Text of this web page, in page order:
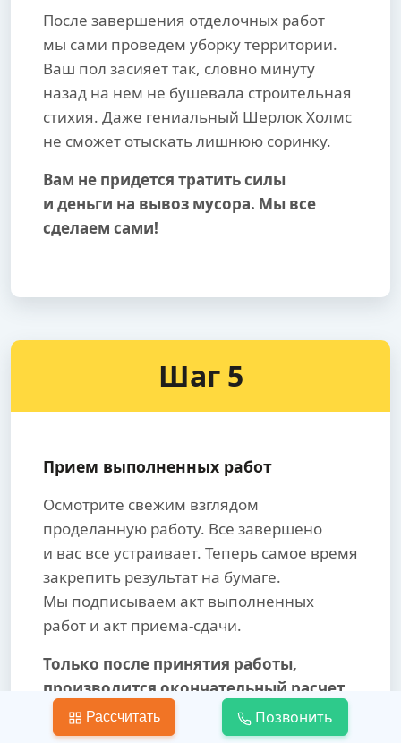
После завершения отделочных работ
мы сами проведем уборку территории.
Ваш пол засияет так, словно минуту
назад на нем не бушевала строительная
стихия. Даже гениальный Шерлок Холмс
не сможет отыскать лишнюю соринку.
Вам не придется тратить силы
и деньги на вывоз мусора. Мы все
сделаем сами!
Шаг 5
Прием выполненных работ
Осмотрите свежим взглядом
проделанную работу. Все завершено
и вас все устраивает. Теперь самое время
закрепить результат на бумаге.
Мы подписываем акт выполненных
работ и акт приема-сдачи.
Только после принятия работы,
производится окончательный расчет.
Мы даем гарантию на бесплатное
Рассчитать Позвонить